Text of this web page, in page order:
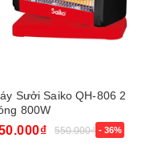
Sưởi Saiko QH-806 2
800W
550.000₫ - 36%